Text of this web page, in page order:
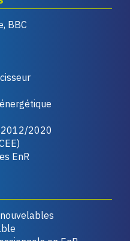
BBC
2012/2020
EnR